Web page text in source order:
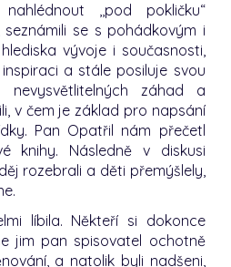
,,pod pokličku“
seznámili se s pohádkovým i
vývoje i současnosti,
a stále posiluje svou
nevysvětlitelných záhad a
v čem je základ pro napsání
Pan Opatřil nám přečetl
knihy. Následně v diskusi
rozebrali a děti přemýšlely,
líbila. Někteří si dokonce
jim pan spisovatel ochotně
a natolik byli nadšeni,